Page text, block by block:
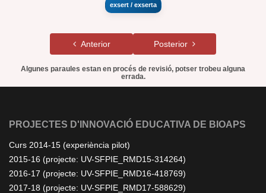
exsert / exserta
Anterior Posterior
Algunes paraules estan en procés de revisió, potser trobeu alguna
errada.
PROJECTES D'INNOVACIÓ EDUCATIVA DE BIOAPS
Curs 2014-15 (experiència pilot)
2015-16 (projecte: UV-SFPIE_RMD15-314264)
2016-17 (projecte: UV-SFPIE_RMD16-418769)
2017-18 (projecte: UV-SFPIE_RMD17-588629)